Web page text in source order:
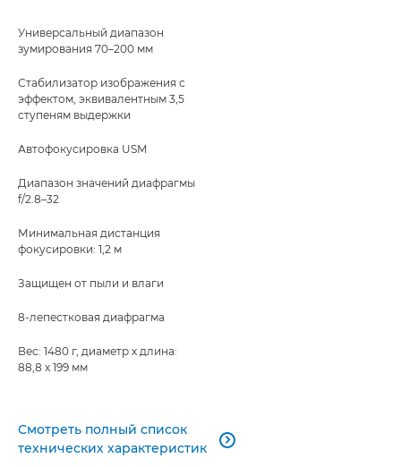
Универсальный диапазон
зумирования 70–200 мм
Стабилизатор изображения с
эффектом, эквивалентным 3,5
ступеням выдержки
Автофокусировка USM
Диапазон значений диафрагмы
f/2.8–32
Минимальная дистанция
фокусировки: 1,2 м
Защищен от пыли и влаги
8-лепестковая диафрагма
Вес: 1480 г, диаметр x длина:
88,8 x 199 мм
Смотреть полный список
технических характеристик
